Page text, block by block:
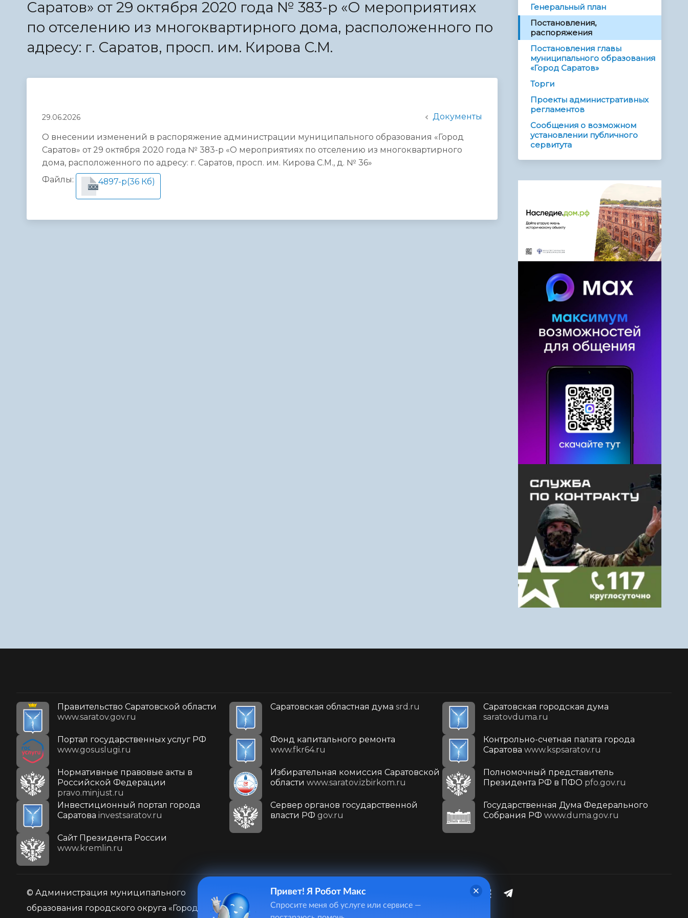
Телефонный справочник
администрации
Аппарат администрации
Саратов» от 29 октября 2020 года № 383-р «О мероприятиях
по отселению из многоквартирного дома, расположенного по
адресу: г. Саратов, просп. им. Кирова С.М.
29.06.2026 Документы
О внесении изменений в распоряжение администрации муниципального образования «Город
Саратов» от 29 октября 2020 года № 383-р «О мероприятиях по отселению из многоквартирного
дома, расположенного по адресу: г. Саратов, просп. им. Кирова С.М., д. № 36»
Файлы:
DOC
4897-р(36 Кб)
Генеральный план
Постановления,
распоряжения
Постановления главы
муниципального образования
«Город Саратов»
Торги
Проекты административных
регламентов
Сообщения о возможном
установлении публичного
сервитута
Правительство Саратовской области
www.saratov.gov.ru
Саратовская областная дума srd.ru
Саратовская городская дума
saratovduma.ru
Портал государственных услуг РФ
www.gosuslugi.ru
Фонд капитального ремонта
www.fkr64.ru
Контрольно-счетная палата города
Саратова www.kspsaratov.ru
Нормативные правовые акты в
Российской Федерации
pravo.minjust.ru
Избирательная комиссия Саратовской
области www.saratov.izbirkom.ru
Полномочный представитель
Президента РФ в ПФО pfo.gov.ru
Инвестиционный портал города
Саратова investsaratov.ru
Сервер органов государственной
власти РФ gov.ru
Государственная Дума Федерального
Собрания РФ www.duma.gov.ru
Cайт Президента России
www.kremlin.ru
© Администрация муниципального
образования городского округа «Город
410031, г. Саратов, ул. Первомайская, д. 78
+7(8452)26-02-49
Привет! Я Робот Макс
Спросите меня об услуге или сервисе —